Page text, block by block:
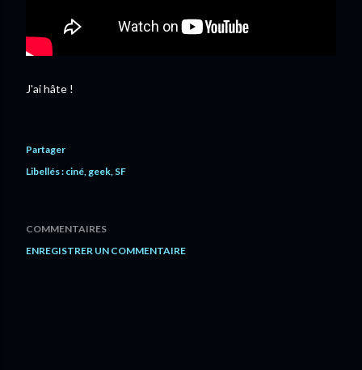
J'ai hâte !
Partager
Libellés : ciné geek SF
COMMENTAIRES
ENREGISTRER UN COMMENTAIRE